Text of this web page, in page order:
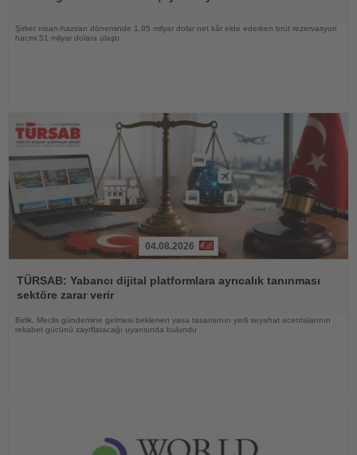
Şirket nisan-haziran döneminde 1,95 milyar dolar net kâr elde ederken brüt rezervasyon
hacmi 51 milyar dolara ulaştı
Oku
04.08.2026
TÜRSAB: Yabancı dijital platformlara ayrıcalık tanınması
sektöre zarar verir
Birlik, Meclis gündemine gelmesi beklenen yasa tasarısının yerli seyahat acentalarının
rekabet gücünü zayıflatacağı uyarısında bulundu